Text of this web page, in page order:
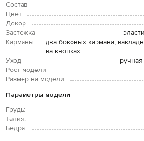
Состав
Цвет
Декор
Застежка
Карманы
два боковых кармана,
на кнопках
Уход
Рост модели
Размер на модели
Параметры модели
Грудь:
Талия:
Бедра: